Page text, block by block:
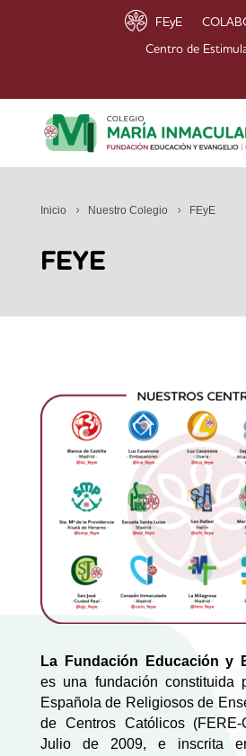
FEyE
Centro de
Inicio Nuestro Colegio FEyE
FEYE
La Fundación Educación y
es una fundación constituida
Española de Religiosos de
de Centros Católicos
Julio de 2009, e inscrita